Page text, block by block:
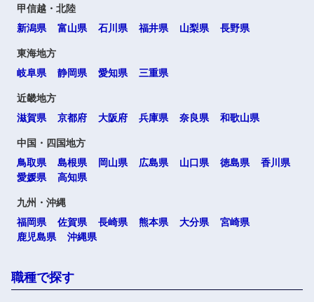
甲信越・北陸
新潟県
富山県 石川県 福井県 山梨県 長野県
東海地方
岐阜県
静岡県 愛知県 三重県
近畿地方
滋賀県
京都府 大阪府 兵庫県 奈良県 和歌山県
中国・四国地方
鳥取県
島根県 岡山県 広島県 山口県 徳島県
香川県
愛媛県
高知県
九州・沖縄
福岡県
佐賀県 長崎県 熊本県 大分県
宮崎県
鹿児島県
沖縄県
職種で探す